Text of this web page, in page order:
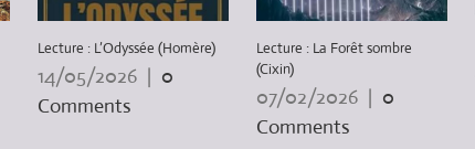
Lecture : L’Odyssée (Homère)
14/05/2026 | 0
Comments
Lecture : La Forêt sombre
(Cixin)
07/02/2026 | 0
Comments